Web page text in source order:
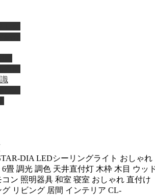
DIA LEDシーリングライト おしゃれ
6畳 調光 調色 天井直付灯 木枠 木目 ウッ
ン 照明器具 和室 寝室 おしゃれ 直付け
リビング 居間 インテリア CL-